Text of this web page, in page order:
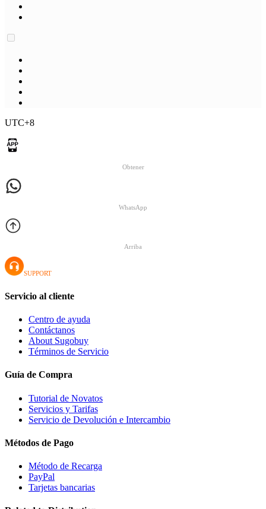
UTC+8
Obtener
WhatsApp
Arriba
SUPPORT
Servicio al cliente
Centro de ayuda
Contáctanos
About Sugobuy
Términos de Servicio
Guía de Compra
Tutorial de Novatos
Servicios y Tarifas
Servicio de Devolución e Intercambio
Métodos de Pago
Método de Recarga
PayPal
Tarjetas bancarias